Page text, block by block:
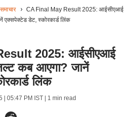
CA Final May Result 2025: आईसीएआई
एक्सपेक्टेड डेट, स्कोरकार्ड लिंक
2025: आईसीएआई
कब आएगा? जानें
लिंक
| 05:47 PM IST| 1 min read